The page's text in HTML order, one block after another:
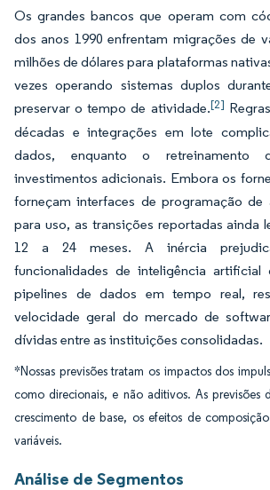
Os grandes bancos que operam com
dos anos 1990 enfrentam migrações de
milhões de dólares para plataformas
vezes operando sistemas duplos
preservar o tempo de atividade.[2]
décadas e integrações em lote
dados, enquanto o retreinamento
investimentos adicionais. Embora os
forneçam interfaces de programação de
para uso, as transições reportadas ainda
12 a 24 meses. A inércia
funcionalidades de inteligência artificial
pipelines de dados em tempo real,
velocidade geral do mercado de
dívidas entre as instituições consolidadas.
*Nossas previsões tratam os impactos dos
como direcionais, e não aditivos. As previsões
crescimento de base, os efeitos de
variáveis.
Análise de Segmentos